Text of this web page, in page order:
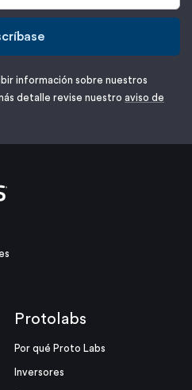
información sobre nuestros
detalle revise nuestro aviso de
Protolabs
Por qué Proto Labs
Inversores